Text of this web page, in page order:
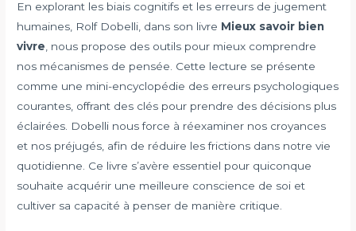
En explorant les biais cognitifs et les erreurs de jugement
humaines, Rolf Dobelli, dans son livre Mieux savoir bien
vivre , nous propose des outils pour mieux comprendre
nos mécanismes de pensée. Cette lecture se présente
comme une mini-encyclopédie des erreurs psychologiques
courantes, offrant des clés pour prendre des décisions plus
éclairées. Dobelli nous force à réexaminer nos croyances
et nos préjugés, afin de réduire les frictions dans notre vie
quotidienne. Ce livre s’avère essentiel pour quiconque
souhaite acquérir une meilleure conscience de soi et
cultiver sa capacité à penser de manière critique.